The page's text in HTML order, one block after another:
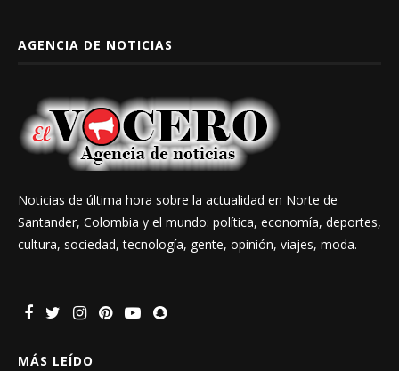
AGENCIA DE NOTICIAS
Noticias de última hora sobre la actualidad en Norte de
Santander, Colombia y el mundo: política, economía, deportes,
cultura, sociedad, tecnología, gente, opinión, viajes, moda.
MÁS LEÍDO